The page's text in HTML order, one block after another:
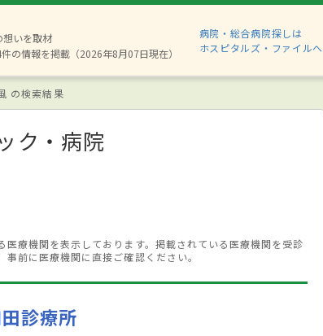
いを取材
の情報を掲載（2026年8月07日現在）
病院・総合病院探しは
ホスピタルズ・ファイルへ
の検索結果
ク・病院
療機関を表示しております。掲載されている医療機関を受診
前に医療機関に直接ご確認ください。
診療所